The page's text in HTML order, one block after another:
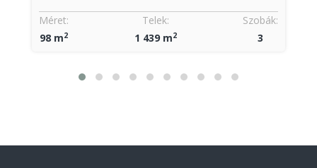
Szobák:
3
Méret:
98 m2
Telek:
1 439 m2